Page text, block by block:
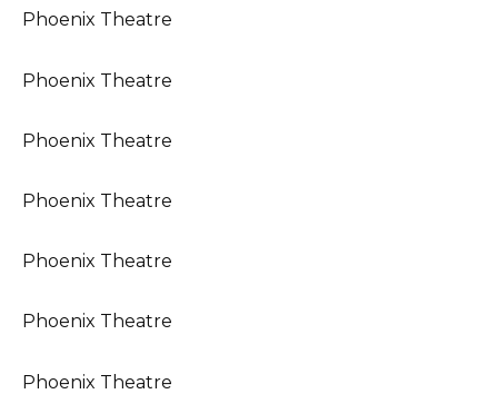
Phoenix Theatre
Phoenix Theatre
Phoenix Theatre
Phoenix Theatre
Phoenix Theatre
Phoenix Theatre
Phoenix Theatre